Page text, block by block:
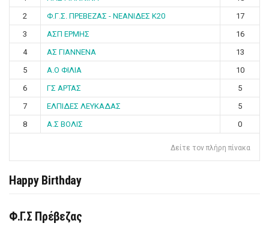
2
Φ.Γ.Σ. ΠΡΕΒΕΖΑΣ - ΝΕΑΝΙΔΕΣ Κ20
17
3
ΑΣΠ ΕΡΜΗΣ
16
4
ΑΣ ΓΙΑΝΝΕΝΑ
13
5
Α.Ο ΦΙΛΙΑ
10
6
ΓΣ ΑΡΤΑΣ
5
7
ΕΛΠΙΔΕΣ ΛΕΥΚΑΔΑΣ
5
8
Α.Σ ΒΟΛΙΣ 0
Δείτε τον πλήρη πίνακα
Happy Birthday
Φ.Γ.Σ Πρέβεζας